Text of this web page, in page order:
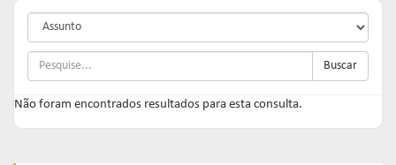
Buscar
Não foram encontrados resultados para esta consulta.